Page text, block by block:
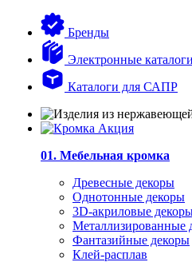
Бренды
Электронные каталоги
Каталоги для САПР
01. Мебельная кромка
Древесные декоры
Однотонные декоры
3D-акриловые
Металлизированные
Фантазийные декоры
Клей-расплав